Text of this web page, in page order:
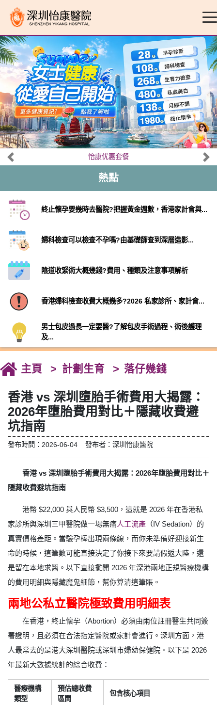
怡康优惠套餐
熱點
終止懷孕要幾時去醫院?把握黃金週數，香港家計會與...
婦科檢查可以檢查不孕嗎?由基礎篩查到深層造影...
陰道收緊術大概幾錢?費用、種類及注意事項解析
香港婦科檢查收費大概幾多?2026 私家診所、家計會...
男士包皮過長一定要醫?了解包皮手術過程、術後護理
及...
主頁 計劃生育 落仔幾錢
香港 vs 深圳墮胎手術費用大揭露：
2026年墮胎費用對比＋隱藏收費避
坑指南
發布時間：2026-06-04 發布者：深圳怡康醫院
香港 vs 深圳墮胎手術費用大揭露：2026年墮胎費用對比＋
隱藏收費避坑指南
港幣 $22,000 與人民幣 $3,500，這就是 2026 年在香港私
家診所與深圳三甲醫院做一場無痛人工流產 （IV Sedation）的
真實價格差距。當驗孕棒出現兩條線，而你未準備好迎接新生
命的時候，這筆數可能直接決定了你接下來要請假返大陸，還
是留在本地求醫。以下直接攤開 2026 年深港兩地正規醫療機構
的費用明細與隱藏魔鬼細節，幫你算清這筆賬。
兩地公私立醫院極致費用明細表
在香港，終止懷孕（Abortion）必須由兩位註冊醫生共同簽
署證明，且必須在合法指定醫院或家計會進行。深圳方面，港
人最常去的是港大深圳醫院或深圳市婦幼保健院。以下是 2026
年最新大數據統計的綜合收費：
醫療機構
類型
預估總收費
區間
包含核心項目